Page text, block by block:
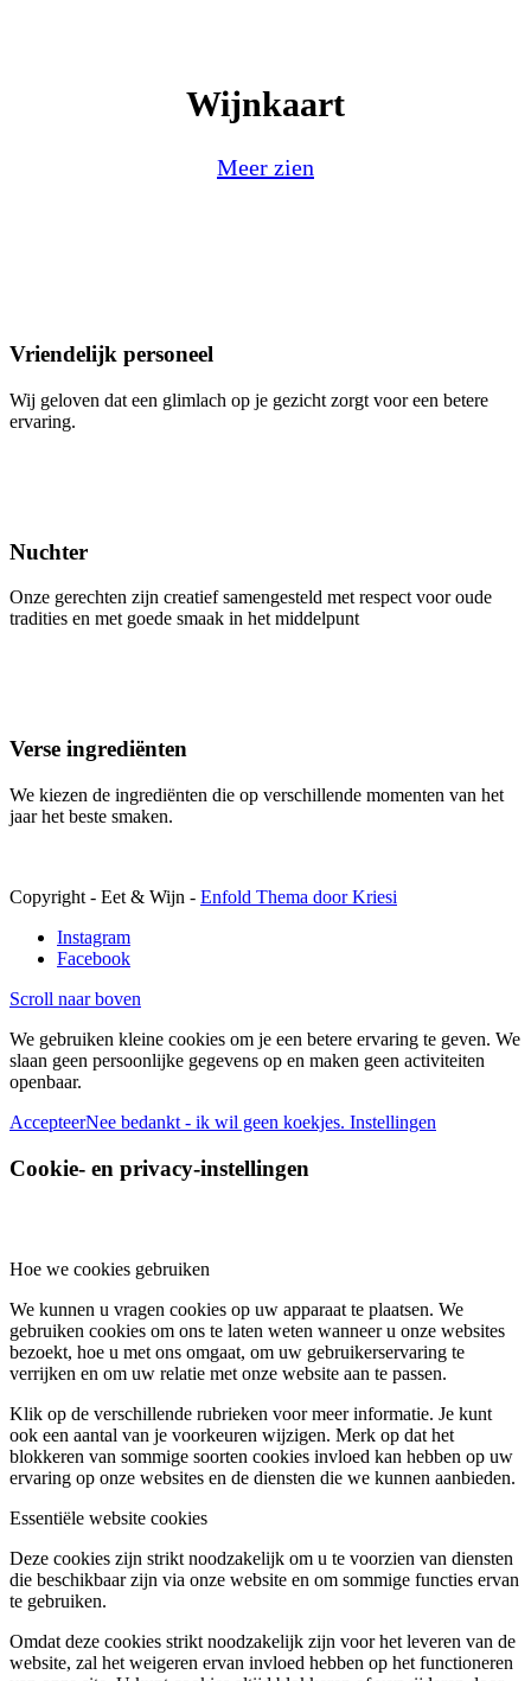
Wijnkaart
Meer zien
Vriendelijk personeel
Wij geloven dat een glimlach op je gezicht zorgt voor een betere
ervaring.
Nuchter
Onze gerechten zijn creatief samengesteld met respect voor oude
tradities en met goede smaak in het middelpunt
Verse ingrediënten
We kiezen de ingrediënten die op verschillende momenten van het
jaar het beste smaken.
Copyright - Eet & Wijn - Enfold Thema door Kriesi
Instagram
Facebook
Scroll naar boven
We gebruiken kleine cookies om je een betere ervaring te geven. We
slaan geen persoonlijke gegevens op en maken geen activiteiten
openbaar.
AccepteerNee bedankt - ik wil geen koekjes. Instellingen
Cookie- en privacy-instellingen
Hoe we cookies gebruiken
We kunnen u vragen cookies op uw apparaat te plaatsen. We
gebruiken cookies om ons te laten weten wanneer u onze websites
bezoekt, hoe u met ons omgaat, om uw gebruikerservaring te
verrijken en om uw relatie met onze website aan te passen.
Klik op de verschillende rubrieken voor meer informatie. Je kunt
ook een aantal van je voorkeuren wijzigen. Merk op dat het
blokkeren van sommige soorten cookies invloed kan hebben op uw
ervaring op onze websites en de diensten die we kunnen aanbieden.
Essentiële website cookies
Deze cookies zijn strikt noodzakelijk om u te voorzien van diensten
die beschikbaar zijn via onze website en om sommige functies ervan
te gebruiken.
Omdat deze cookies strikt noodzakelijk zijn voor het leveren van de
website, zal het weigeren ervan invloed hebben op het functioneren